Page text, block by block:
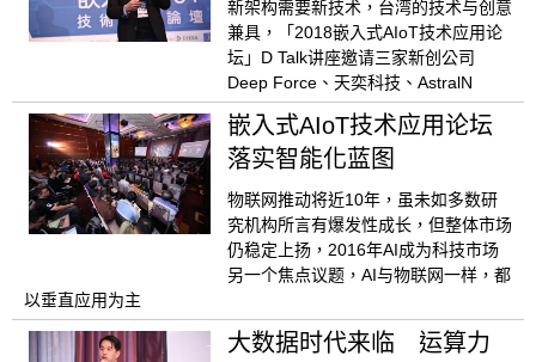
新架构需要新技术，台湾的技术与创意
兼具，「2018嵌入式AIoT技术应用论
坛」D Talk讲座邀请三家新创公司
Deep Force、天奕科技、AstralN
嵌入式AIoT技术应用论坛
落实智能化蓝图
物联网推动将近10年，虽未如多数研
究机构所言有爆发性成长，但整体市场
仍稳定上扬，2016年AI成为科技市场
另一个焦点议题，AI与物联网一样，都
以垂直应用为主
大数据时代来临 运算力